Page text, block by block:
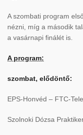
A szombati program
nézni, míg a második
a vasárnapi finálét is.
A program:
szombat, elődöntő:
EPS-Honvéd – FTC-
Szolnoki Dózsa